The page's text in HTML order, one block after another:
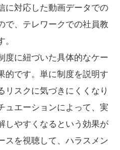
に対応した動画データでの
で、テレワークでの社員教
度に紐づいた具体的なケー
的です。単に制度を説明す
リスクに気づきにくくなり
ュエーションによって、実
しやすくなるという効果が
スを視聴して、ハラスメン